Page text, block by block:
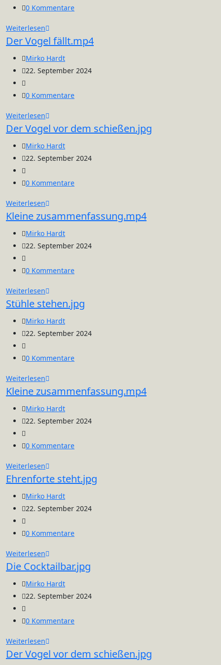
Kategorie:
Beitrags-
0 Kommentare
WeiterlesenDeko
fertig.jpg
Der Vogel fällt.mp4
Beitrags-
Autor:
Mirko Hardt
Beitrag
veröffentlicht:
22. September 2024
Beitrags-
Kategorie:
Beitrags-
0 Kommentare
WeiterlesenDer
Vogel
Der Vogel vor dem schießen.jpg
Beitrags-
Autor:
Mirko Hardt
Beitrag
veröffentlicht:
22. September 2024
Beitrags-
Kategorie:
Beitrags-
0 Kommentare
WeiterlesenDer
Vogel
dem
schießen.jpg
Kleine zusammenfassung.mp4
Beitrags-
Autor:
Mirko Hardt
Beitrag
veröffentlicht:
22. September 2024
Beitrags-
Kategorie:
Beitrags-
0 Kommentare
WeiterlesenKleine
zusammenfassung.mp4
Stühle stehen.jpg
Beitrags-
Autor:
Mirko Hardt
Beitrag
veröffentlicht:
22. September 2024
Beitrags-
Kategorie:
Beitrags-
0 Kommentare
WeiterlesenStühle
stehen.jpg
Kleine zusammenfassung.mp4
Beitrags-
Autor:
Mirko Hardt
Beitrag
veröffentlicht:
22. September 2024
Beitrags-
Kategorie:
Beitrags-
0 Kommentare
WeiterlesenKleine
zusammenfassung.mp4
Ehrenforte steht.jpg
Beitrags-
Autor:
Mirko Hardt
Beitrag
veröffentlicht:
22. September 2024
Beitrags-
Kategorie:
Beitrags-
0 Kommentare
WeiterlesenEhrenforte
steht.jpg
Die Cocktailbar.jpg
Beitrags-
Autor:
Mirko Hardt
Beitrag
veröffentlicht:
22. September 2024
Beitrags-
Kategorie:
Beitrags-
0 Kommentare
WeiterlesenDie
Cocktailbar.jpg
Der Vogel vor dem schießen.jpg